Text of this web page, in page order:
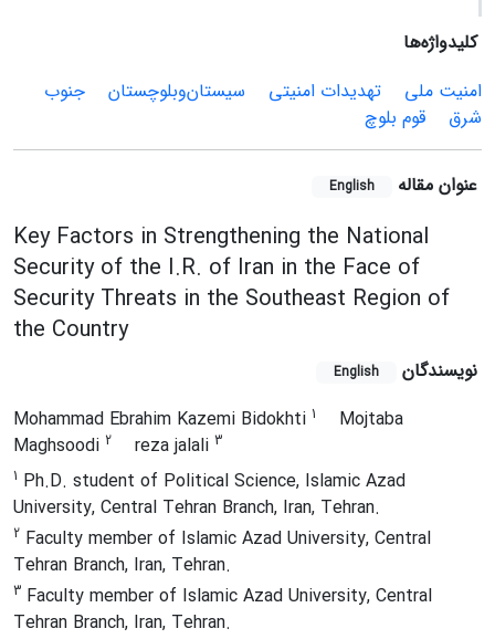
کلیدواژه‌ها
امنیت ملی
تهدیدات امنیتی سیستان‌‏وبلوچستان
جنوب
شرق
قوم بلوچ
عنوان مقاله English
Key Factors in Strengthening the National
Security of the I.R. of Iran in the Face of
Security Threats in the Southeast Region of
the Country
نویسندگان English
Mohammad Ebrahim Kazemi Bidokhti 1
Mojtaba
Maghsoodi 2 reza jalali 3
1 Ph.D. student of Political Science, Islamic Azad
University, Central Tehran Branch, Iran, Tehran.
2 Faculty member of Islamic Azad University, Central
Tehran Branch, Iran, Tehran.
3 Faculty member of Islamic Azad University, Central
Tehran Branch, Iran, Tehran.